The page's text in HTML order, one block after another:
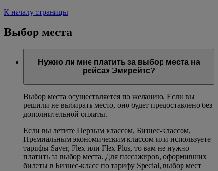
К началу страницы
Выбор места
Нужно ли мне платить за выбор места на
рейсах Эмирейтс?
Выбор места осуществляется по желанию. Если вы
решили не выбирать место, оно будет предоставлено без
дополнительной оплаты.
Если вы летите Первым классом, Бизнес-классом,
Премиальным экономическим классом или используете
тарифы Saver, Flex или Flex Plus, то вам не нужно
платить за выбор места. Для пассажиров, оформивших
билеты в Бизнес-класс по тарифу Special, выбор мест